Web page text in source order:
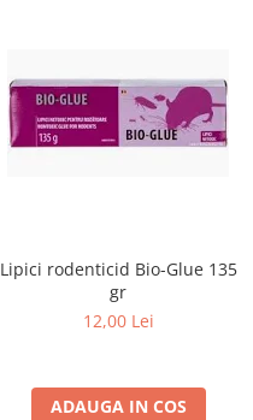
Lipici rodenticid Bio-Glue 135
gr
12,00 Lei
ADAUGA IN COS